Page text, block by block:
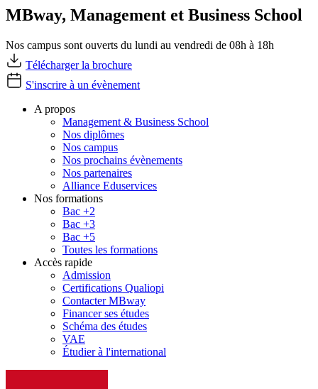
MBway, Management et Business School
Nos campus sont ouverts du lundi au vendredi de 08h à 18h
Télécharger la brochure
S'inscrire à un évènement
A propos
Management & Business School
Nos diplômes
Nos campus
Nos prochains évènements
Nos partenaires
Alliance Eduservices
Nos formations
Bac +2
Bac +3
Bac +5
Toutes les formations
Accès rapide
Admission
Certifications Qualiopi
Contacter MBway
Financer ses études
Schéma des études
VAE
Étudier à l'international